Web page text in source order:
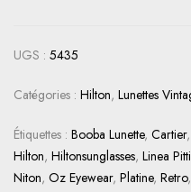
UGS : 5435
Catégories : Hilton, Lunettes
Étiquettes : Booba Lunette, Cartier,
Hilton, Hiltonsunglasses, Linea Pitti
Niton, Oz Eyewear, Platine, Retro,